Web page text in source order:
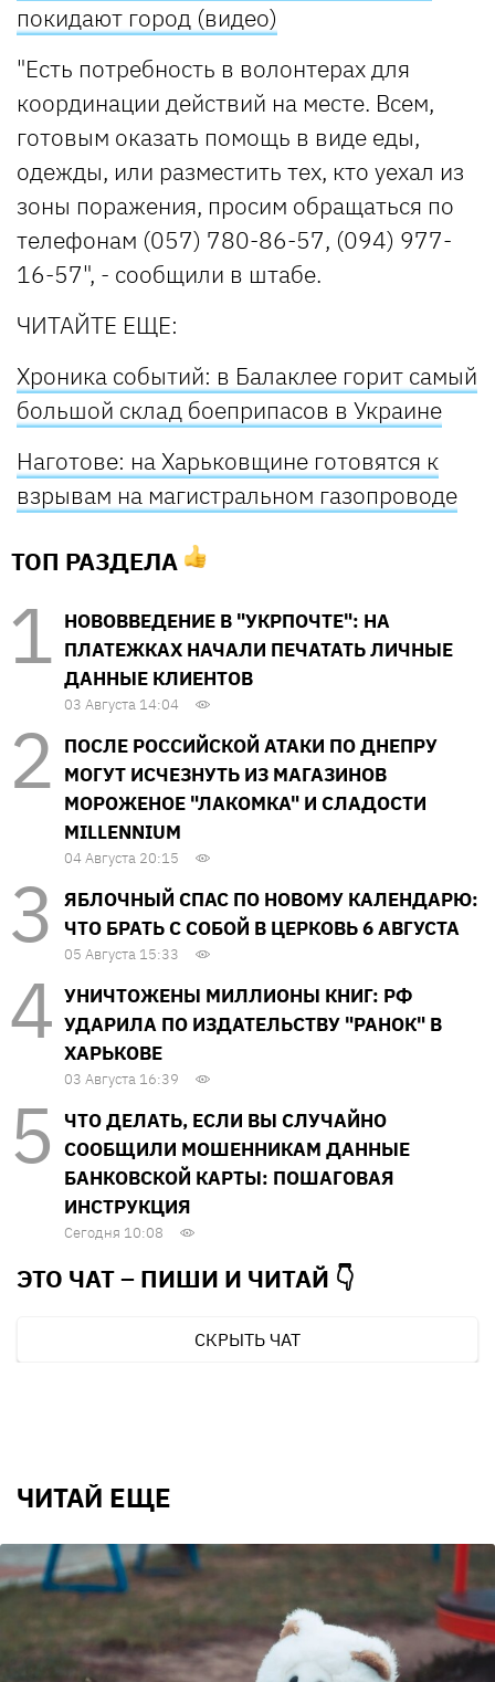
покидают город (видео)
"Есть потребность в волонтерах для
координации действий на месте. Всем,
готовым оказать помощь в виде еды,
одежды, или разместить тех, кто уехал из
зоны поражения, просим обращаться по
телефонам (057) 780-86-57, (094) 977-
16-57", - сообщили в штабе.
ЧИТАЙТЕ ЕЩЕ:
Хроника событий: в Балаклее горит самый
большой склад боеприпасов в Украине
Наготове: на Харьковщине готовятся к
взрывам на магистральном газопроводе
ТОП РАЗДЕЛА
НОВОВВЕДЕНИЕ В "УКРПОЧТЕ": НА
ПЛАТЕЖКАХ НАЧАЛИ ПЕЧАТАТЬ ЛИЧНЫЕ
ДАННЫЕ КЛИЕНТОВ
03 Августа 14:04
ПОСЛЕ РОССИЙСКОЙ АТАКИ ПО ДНЕПРУ
МОГУТ ИСЧЕЗНУТЬ ИЗ МАГАЗИНОВ
МОРОЖЕНОЕ "ЛАКОМКА" И СЛАДОСТИ
MILLENNIUM
04 Августа 20:15
ЯБЛОЧНЫЙ СПАС ПО НОВОМУ КАЛЕНДАРЮ:
ЧТО БРАТЬ С СОБОЙ В ЦЕРКОВЬ 6 АВГУСТА
05 Августа 15:33
УНИЧТОЖЕНЫ МИЛЛИОНЫ КНИГ: РФ
УДАРИЛА ПО ИЗДАТЕЛЬСТВУ "РАНОК" В
ХАРЬКОВЕ
03 Августа 16:39
ЧТО ДЕЛАТЬ, ЕСЛИ ВЫ СЛУЧАЙНО
СООБЩИЛИ МОШЕННИКАМ ДАННЫЕ
БАНКОВСКОЙ КАРТЫ: ПОШАГОВАЯ
ИНСТРУКЦИЯ
Сегодня 10:08
ЭТО ЧАТ – ПИШИ И ЧИТАЙ 👇
СКРЫТЬ ЧАТ
ЧИТАЙ ЕЩЕ